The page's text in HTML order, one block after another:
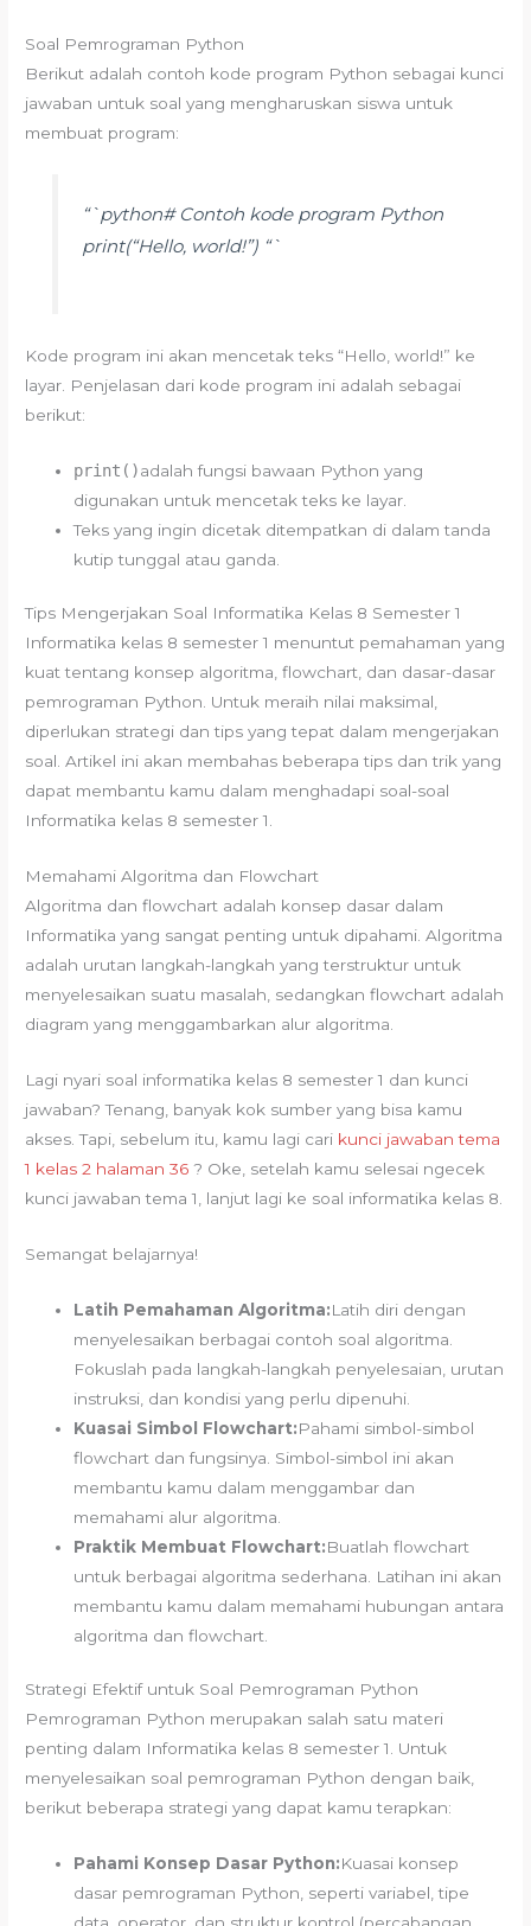
Soal Pemrograman Python
Berikut adalah contoh kode program Python sebagai kunci
jawaban untuk soal yang mengharuskan siswa untuk
membuat program:
“`python# Contoh kode program Python
print(“Hello, world!”) “`
Kode program ini akan mencetak teks “Hello, world!” ke
layar. Penjelasan dari kode program ini adalah sebagai
berikut:
print()adalah fungsi bawaan Python yang
digunakan untuk mencetak teks ke layar.
Teks yang ingin dicetak ditempatkan di dalam tanda
kutip tunggal atau ganda.
Tips Mengerjakan Soal Informatika Kelas 8 Semester 1
Informatika kelas 8 semester 1 menuntut pemahaman yang
kuat tentang konsep algoritma, flowchart, dan dasar-dasar
pemrograman Python. Untuk meraih nilai maksimal,
diperlukan strategi dan tips yang tepat dalam mengerjakan
soal. Artikel ini akan membahas beberapa tips dan trik yang
dapat membantu kamu dalam menghadapi soal-soal
Informatika kelas 8 semester 1.
Memahami Algoritma dan Flowchart
Algoritma dan flowchart adalah konsep dasar dalam
Informatika yang sangat penting untuk dipahami. Algoritma
adalah urutan langkah-langkah yang terstruktur untuk
menyelesaikan suatu masalah, sedangkan flowchart adalah
diagram yang menggambarkan alur algoritma.
Lagi nyari soal informatika kelas 8 semester 1 dan kunci
jawaban? Tenang, banyak kok sumber yang bisa kamu
akses. Tapi, sebelum itu, kamu lagi cari kunci jawaban tema
1 kelas 2 halaman 36 ? Oke, setelah kamu selesai ngecek
kunci jawaban tema 1, lanjut lagi ke soal informatika kelas 8.
Semangat belajarnya!
Latih Pemahaman Algoritma:Latih diri dengan
menyelesaikan berbagai contoh soal algoritma.
Fokuslah pada langkah-langkah penyelesaian, urutan
instruksi, dan kondisi yang perlu dipenuhi.
Kuasai Simbol Flowchart:Pahami simbol-simbol
flowchart dan fungsinya. Simbol-simbol ini akan
membantu kamu dalam menggambar dan
memahami alur algoritma.
Praktik Membuat Flowchart:Buatlah flowchart
untuk berbagai algoritma sederhana. Latihan ini akan
membantu kamu dalam memahami hubungan antara
algoritma dan flowchart.
Strategi Efektif untuk Soal Pemrograman Python
Pemrograman Python merupakan salah satu materi
penting dalam Informatika kelas 8 semester 1. Untuk
menyelesaikan soal pemrograman Python dengan baik,
berikut beberapa strategi yang dapat kamu terapkan:
Pahami Konsep Dasar Python:Kuasai konsep
dasar pemrograman Python, seperti variabel, tipe